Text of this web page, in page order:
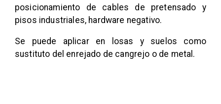
posicionamiento de cables de pretensado y
pisos industriales, hardware negativo.
Se puede aplicar en losas y suelos como
sustituto del enrejado de cangrejo o de metal.